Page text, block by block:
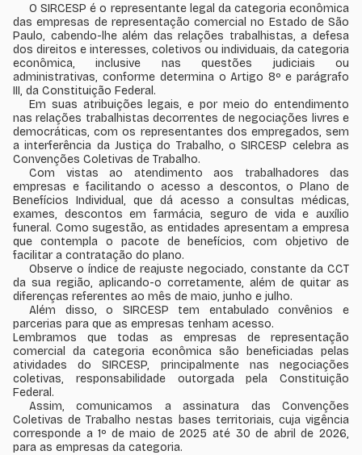
O SIRCESP é o representante legal da categoria econômica
das empresas de representação comercial no Estado de São
Paulo, cabendo-lhe além das relações trabalhistas, a defesa
dos direitos e interesses, coletivos ou individuais, da categoria
econômica, inclusive nas questões judiciais ou
administrativas, conforme determina o Artigo 8º e parágrafo
III, da Constituição Federal.
Em suas atribuições legais, e por meio do entendimento
nas relações trabalhistas decorrentes de negociações livres e
democráticas, com os representantes dos empregados, sem
a interferência da Justiça do Trabalho, o SIRCESP celebra as
Convenções Coletivas de Trabalho.
Com vistas ao atendimento aos trabalhadores das
empresas e facilitando o acesso a descontos, o Plano de
Benefícios Individual, que dá acesso a consultas médicas,
exames, descontos em farmácia, seguro de vida e auxílio
funeral. Como sugestão, as entidades apresentam a empresa
que contempla o pacote de benefícios, com objetivo de
facilitar a contratação do plano.
Observe o índice de reajuste negociado, constante da CCT
da sua região, aplicando-o corretamente, além de quitar as
diferenças referentes ao mês de maio, junho e julho.
Além disso, o SIRCESP tem entabulado convênios e
parcerias para que as empresas tenham acesso.
Lembramos que todas as empresas de representação
comercial da categoria econômica são beneficiadas pelas
atividades do SIRCESP, principalmente nas negociações
coletivas, responsabilidade outorgada pela Constituição
Federal.
Assim, comunicamos a assinatura das Convenções
Coletivas de Trabalho nestas bases territoriais, cuja vigência
corresponde a 1º de maio de 2025 até 30 de abril de 2026,
para as empresas da categoria.